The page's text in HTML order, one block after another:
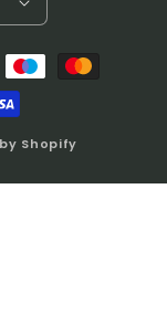
Shopify